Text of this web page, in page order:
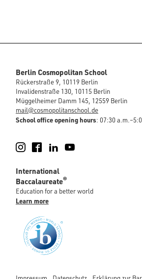
Berlin Cosmopolitan School
Rückerstraße 9, 10119 Berlin
Invalidenstraße 130, 10115 Berlin
Müggelheimer Damm 145, 12559 Berlin
mail@cosmopolitanschool.de
School office opening hours: 07:30
Instagram
FacebookLinkedIn
International
Baccalaureate®
Education for a better world
Learn more